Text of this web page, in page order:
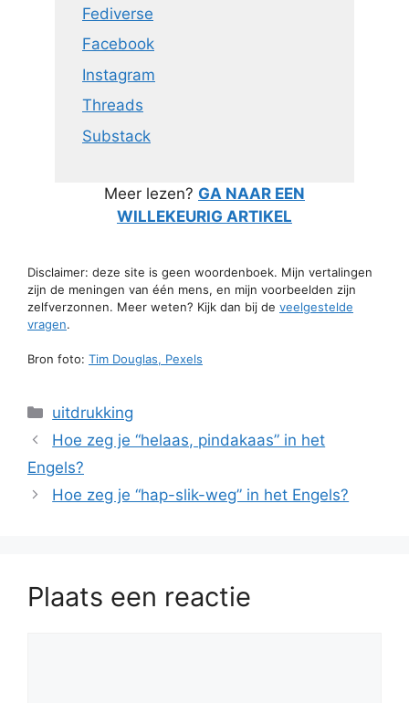
Fediverse
Facebook
Instagram
Threads
Substack
Meer lezen? GA NAAR EEN
WILLEKEURIG ARTIKEL
Disclaimer: deze site is geen woordenboek. Mijn vertalingen
zijn de meningen van één mens, en mijn voorbeelden zijn
zelfverzonnen. Meer weten? Kijk dan bij de veelgestelde
vragen.
Bron foto: Tim Douglas, Pexels
Categorieën
uitdrukking
Hoe zeg je “helaas, pindakaas” in het
Engels?
Hoe zeg je “hap-slik-weg” in het Engels?
Plaats een reactie